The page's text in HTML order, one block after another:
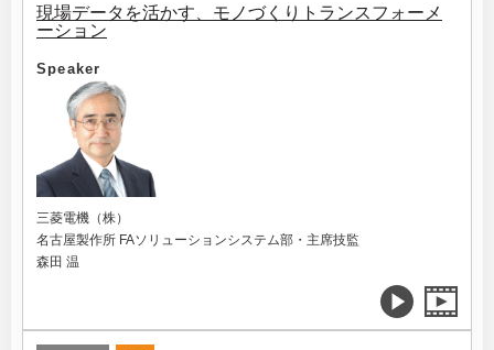
現場データを活かす、モノづくりトランスフォーメ
ーション
Speaker
三菱電機（株）
名古屋製作所 FAソリューションシステム部・主席技監
森田 温